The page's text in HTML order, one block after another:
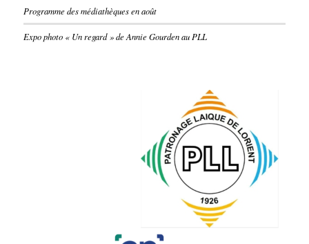
Programme des médiathèques en août
Expo photo « Un regard » de Annie Gourden au PLL